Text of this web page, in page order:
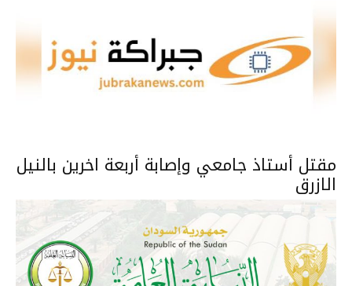
مقتل أستاذ جامعي وإصابة أربعة اخرين بالنيل
الازرق